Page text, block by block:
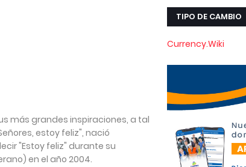
más grandes inspiraciones, a tal
estoy feliz", nació
"Estoy feliz" durante su
en el año 2004.
TIPO DE CAMBIO
Currency.Wiki